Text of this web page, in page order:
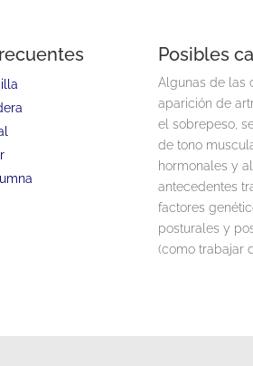
Posibles
Algunas de las
aparición de
el sobrepeso,
de tono
hormonales y
antecedentes
factores
posturales y
(como trabajar